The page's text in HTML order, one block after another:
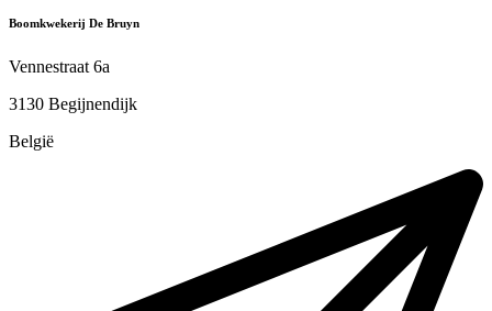
Boomkwekerij De Bruyn
Vennestraat 6a
3130 Begijnendijk
België